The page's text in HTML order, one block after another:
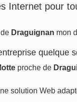
Internet pour
Draguignan mon
quelque
proche de
solution Web